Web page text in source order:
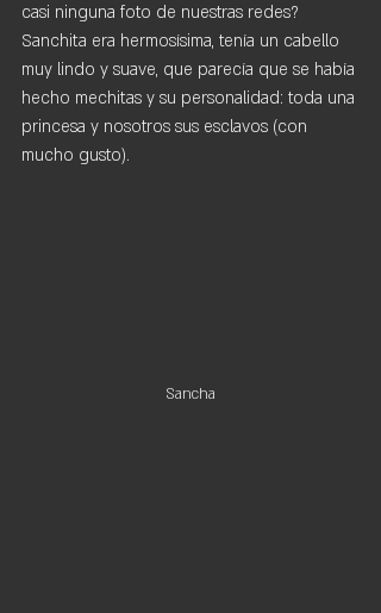
casi ninguna foto de nuestras redes?
Sanchita era hermosísima, tenía un cabello
muy lindo y suave, que parecía que se había
hecho mechitas y su personalidad: toda una
princesa y nosotros sus esclavos (con
mucho gusto).
Sancha